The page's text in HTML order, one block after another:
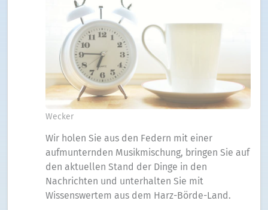
Wecker
Wir holen Sie aus den Federn mit einer
aufmunternden Musikmischung, bringen Sie auf
den aktuellen Stand der Dinge in den
Nachrichten und unterhalten Sie mit
Wissenswertem aus dem Harz-Börde-Land.